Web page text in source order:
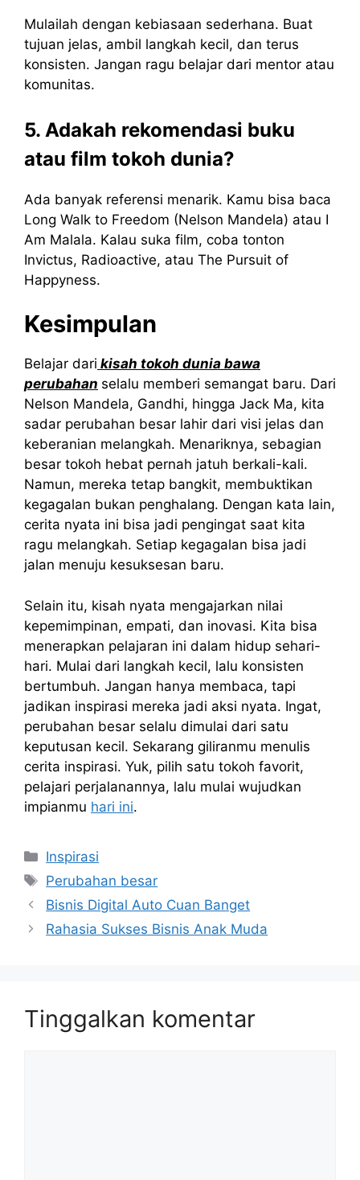
Mulailah dengan kebiasaan sederhana. Buat
tujuan jelas, ambil langkah kecil, dan terus
konsisten. Jangan ragu belajar dari mentor atau
komunitas.
5. Adakah rekomendasi buku
atau film tokoh dunia?
Ada banyak referensi menarik. Kamu bisa baca
Long Walk to Freedom (Nelson Mandela) atau I
Am Malala. Kalau suka film, coba tonton
Invictus, Radioactive, atau The Pursuit of
Happyness.
Kesimpulan
Belajar dari kisah tokoh dunia bawa
perubahan selalu memberi semangat baru. Dari
Nelson Mandela, Gandhi, hingga Jack Ma, kita
sadar perubahan besar lahir dari visi jelas dan
keberanian melangkah. Menariknya, sebagian
besar tokoh hebat pernah jatuh berkali-kali.
Namun, mereka tetap bangkit, membuktikan
kegagalan bukan penghalang. Dengan kata lain,
cerita nyata ini bisa jadi pengingat saat kita
ragu melangkah. Setiap kegagalan bisa jadi
jalan menuju kesuksesan baru.
Selain itu, kisah nyata mengajarkan nilai
kepemimpinan, empati, dan inovasi. Kita bisa
menerapkan pelajaran ini dalam hidup sehari-
hari. Mulai dari langkah kecil, lalu konsisten
bertumbuh. Jangan hanya membaca, tapi
jadikan inspirasi mereka jadi aksi nyata. Ingat,
perubahan besar selalu dimulai dari satu
keputusan kecil. Sekarang giliranmu menulis
cerita inspirasi. Yuk, pilih satu tokoh favorit,
pelajari perjalanannya, lalu mulai wujudkan
impianmu hari ini.
Kategori
Inspirasi
Tag
Perubahan besar
Bisnis Digital Auto Cuan Banget
Rahasia Sukses Bisnis Anak Muda
Tinggalkan komentar